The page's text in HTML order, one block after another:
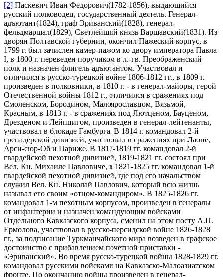
[2] Паскевич Иван Федорович(1782-1856), выдающийся
русский полководец, государственный деятель. Генерал-
адъютант(1824), граф Эриванский(1828), генерал-
фельдмаршал(1829), Светлейший князь Варшавский(1831). Из
дворян Полтавской губернии, окончил Пажеский корпус, в
1799 г. был зачислен камер-пажом ко двору императора Павла
I, в 1800 г. переведен поручиком в л.-гв. Преображенский
полк и назначен флигель-адъютантом. Участвовал и
отличился в русско-турецкой войне 1806-1812 гг., в 1809 г.
произведен в полковники, в 1810 г. - в генерал-майоры, герой
Отечественной войны 1812 г., отличился в сражениях под
Смоленском, Бородином, Малоярославцом, Вязьмой,
Красным, в 1813 г. - в сражениях под Лютценом, Бауценом,
Дрезденом и Лейпцигом, произведен в генерал-лейтенанты,
участвовал в блокаде Гамбурга. В 1814 г. командовал 2-й
гренадерской дивизией, участвовал в сражениях при Лаоне,
Арси-сюр-Об и Париже. В 1817-1819 гг. командовал 2-й
гвардейской пехотной дивизией, 1819-1821 гг. состоял при
Вел. Кн. Михаиле Павловиче, в 1821-1825 гг. командовал 1-й
гвардейской пехотной дивизией, где под его начальством
служил Вел. Кн. Николай Павлович, который всю жизнь
называл его своим «отцом-командиром». В 1825-1826 гг.
командовал 1-м пехотным корпусом, произведен в генералы
от инфантерии и назначен командующим войсками
Отдельного Кавказского корпуса, сменил на этом посту А.П.
Ермолова, участвовал в русско-персидской войне 1826-1828
гг., за подписание Туркманчайского мира возведен в графское
достоинство с прибавлением почетной приставки -
«Эриванский». Во время русско-турецкой войны 1828-1829 гг.
командовал русскими войсками на Кавказско-Малоазиатском
фронте. По окончанию войны произведен в генерал-